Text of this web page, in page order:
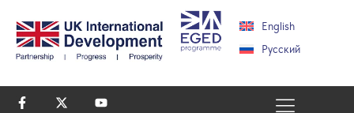
English
Русский